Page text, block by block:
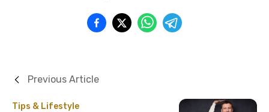
Tips & Lifestyle
Previous Article